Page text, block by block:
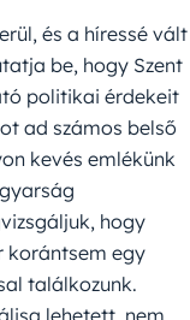
és a híressé vált
be, hogy Szent
politikai érdekeit
ad számos belső
kevés emlékünk
hogy
korántsem egy
találkozunk.
lehetett, nem